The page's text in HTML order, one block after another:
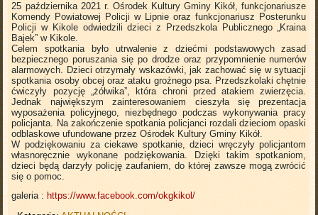
25 października 2021 r. Ośrodek Kultury Gminy Kikół, funkcjonariusze
Komendy Powiatowej Policji w Lipnie oraz funkcjonariusz Posterunku
Policji w Kikole odwiedzili dzieci z Przedszkola Publicznego „Kraina
Bajek” w Kikole.
Celem spotkania było utrwalenie z dziećmi podstawowych zasad
bezpiecznego poruszania się po drodze oraz przypomnienie numerów
alarmowych. Dzieci otrzymały wskazówki, jak zachować się w sytuacji
spotkania osoby obcej oraz ataku groźnego psa. Przedszkolaki chętnie
ćwiczyły pozycję „żółwika”, która chroni przed atakiem zwierzęcia.
Jednak największym zainteresowaniem cieszyła się prezentacja
wyposażenia policyjnego, niezbędnego podczas wykonywania pracy
policjanta. Na zakończenie spotkania policjanci rozdali dzieciom opaski
odblaskowe ufundowane przez Ośrodek Kultury Gminy Kikół.
W podziękowaniu za ciekawe spotkanie, dzieci wręczyły policjantom
własnoręcznie wykonane podziękowania. Dzięki takim spotkaniom,
dzieci będą darzyły policję zaufaniem, do której zawsze mogą zwrócić
się o pomoc.
galeria : https://www.facebook.com/okgkikol/